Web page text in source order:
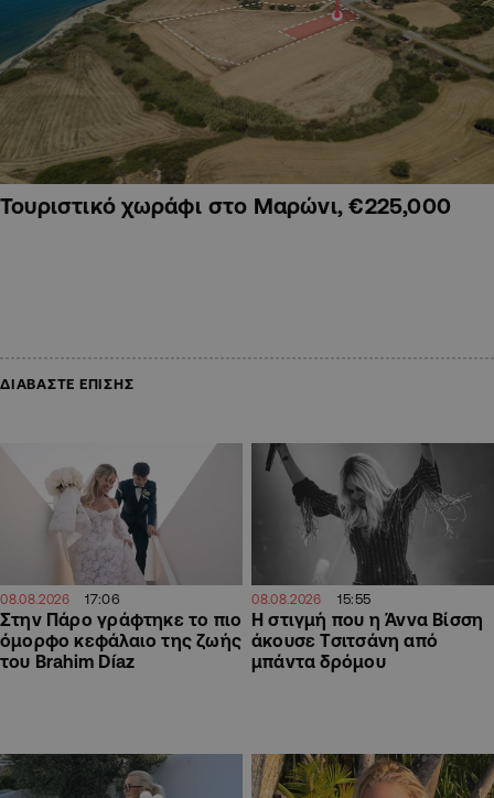
Τουριστικό χωράφι στο Μαρώνι, €225,000
ΔΙΑΒΑΣΤΕ ΕΠΙΣΗΣ
08.08.2026 17:06
Στην Πάρο γράφτηκε το πιο
όμορφο κεφάλαιο της ζωής
του Brahim Díaz
08.08.2026 15:55
H στιγμή που η Άννα Βίσση
άκουσε Τσιτσάνη από
μπάντα δρόμου